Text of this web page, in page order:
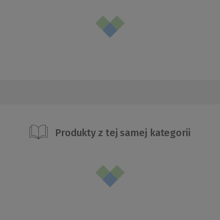
Produkty z tej samej kategorii